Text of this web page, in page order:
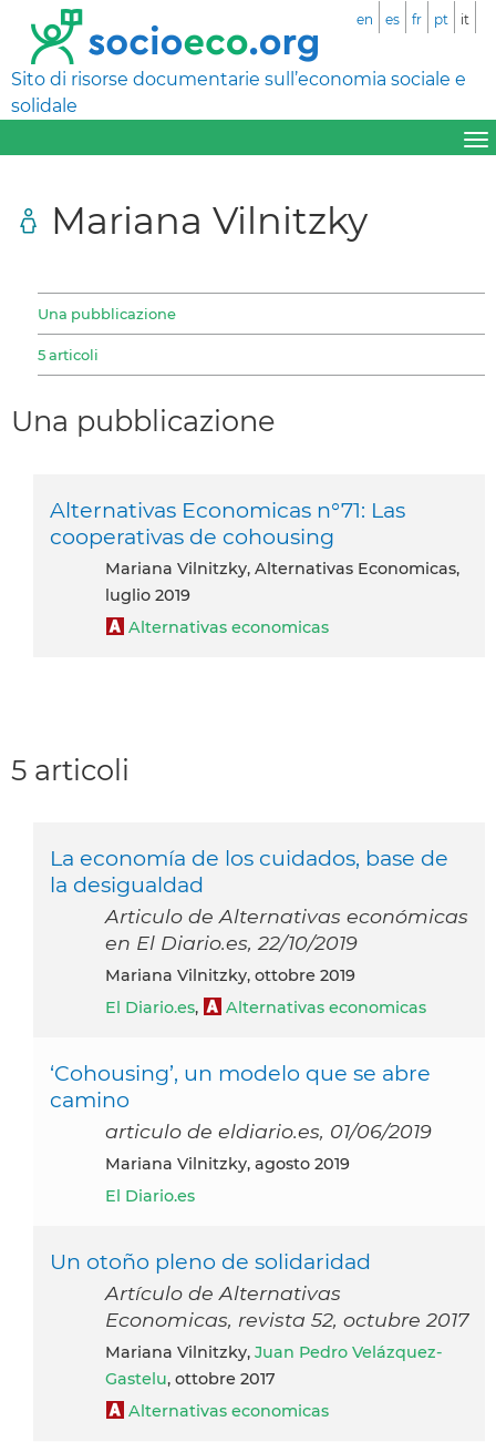
Sito di risorse documentarie sull’economia sociale e
solidale
en es fr pt it
Mariana Vilnitzky
Una pubblicazione
5 articoli
Una pubblicazione
Alternativas Economicas n°71: Las
cooperativas de cohousing
Mariana Vilnitzky, Alternativas Economicas,
luglio 2019
Alternativas economicas
5 articoli
La economía de los cuidados, base de
la desigualdad
Articulo de Alternativas económicas
en El Diario.es, 22/10/2019
Mariana Vilnitzky, ottobre 2019
El Diario.es, Alternativas economicas
‘Cohousing’, un modelo que se abre
camino
articulo de eldiario.es, 01/06/2019
Mariana Vilnitzky, agosto 2019
El Diario.es
Un otoño pleno de solidaridad
Artículo de Alternativas
Economicas, revista 52, octubre 2017
Mariana Vilnitzky, Juan Pedro Velázquez-
Gastelu, ottobre 2017
Alternativas economicas